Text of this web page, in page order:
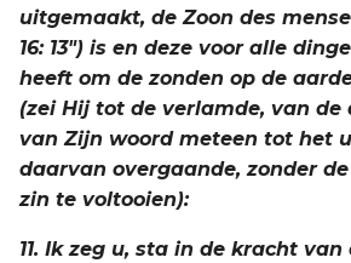
uitgemaakt, de Zoon des
16: 13") is en deze voor alle
heeft om de zonden op de
(zei Hij tot de verlamde, van
van Zijn woord meteen tot het
daarvan overgaande, zonder
zin te voltooien):
11. Ik zeg u, sta in de kracht